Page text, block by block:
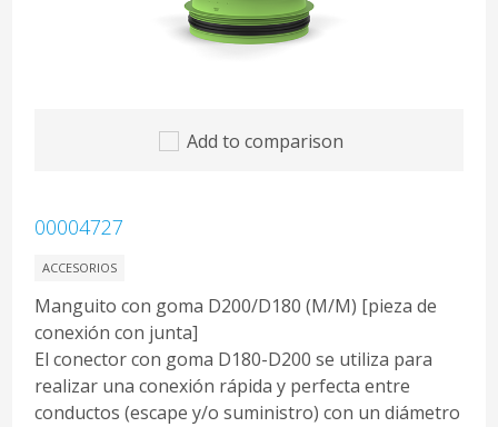
Add to comparison
00004727
ACCESORIOS
Manguito con goma D200/D180 (M/M) [pieza de
conexión con junta]
El conector con goma D180-D200 se utiliza para
realizar una conexión rápida y perfecta entre
conductos (escape y/o suministro) con un diámetro